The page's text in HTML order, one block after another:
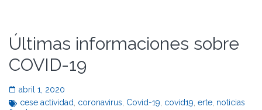
Últimas informaciones sobre
COVID-19
abril 1, 2020
cese actividad
coronavirus Covid-19 covid19 erte noticias